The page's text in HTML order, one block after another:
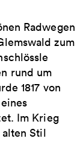
Radwegen
zum
rund um
1817 von
Im Krieg
Stil